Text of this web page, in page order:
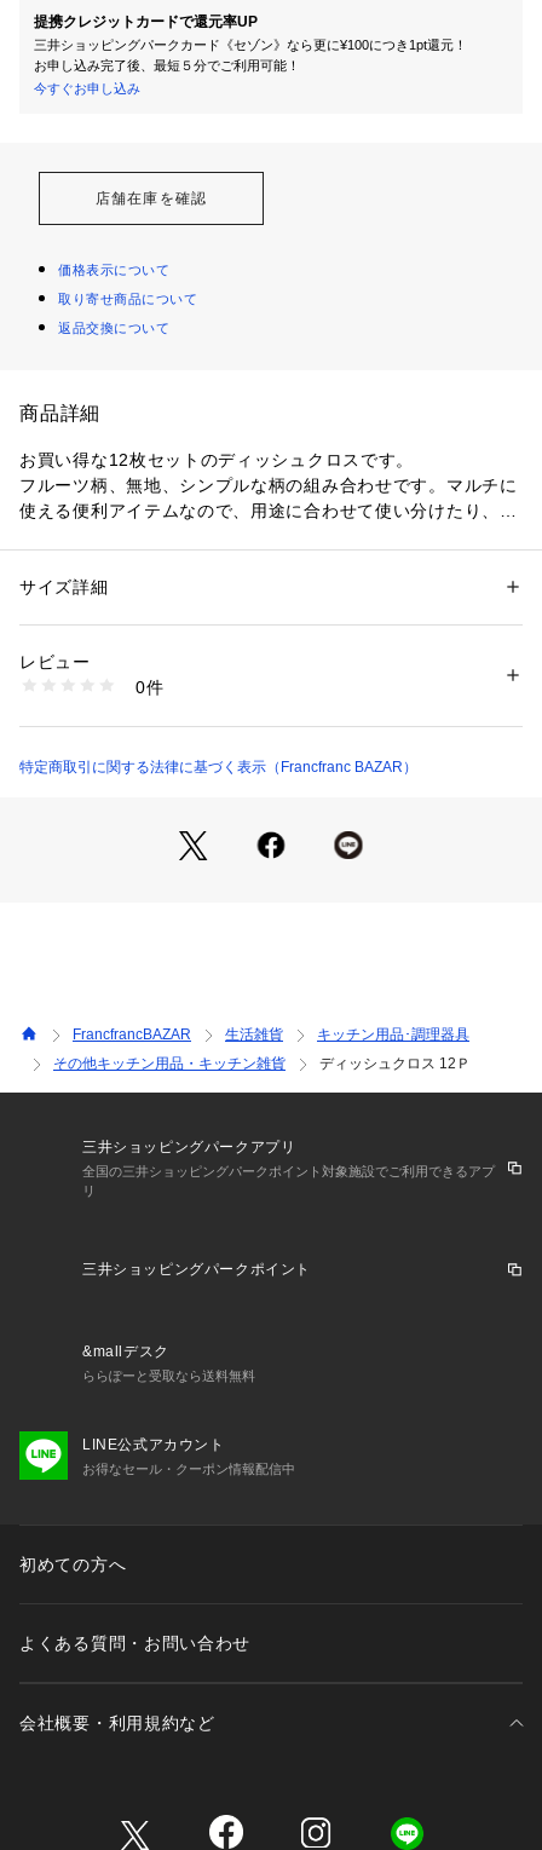
提携クレジットカードで還元率UP
三井ショッピングパークカード《セゾン》なら更に¥100につき1pt還元！
お申し込み完了後、最短５分でご利用可能！
今すぐお申し込み
店舗在庫を確認
価格表示について
取り寄せ商品について
返品交換について
商品詳細
お買い得な12枚セットのディッシュクロスです。
フルーツ柄、無地、シンプルな柄の組み合わせです。マルチに
使える便利アイテムなので、用途に合わせて使い分けたり、洗
りのデザインだと家事をしていても気分が上がりそう。是非シ
●洗濯:可（弱）
■クロスは早めに取り替えてください。
■濃色部分は色落ちすることがありますので洗濯の際は他のも
性別：レディース
品・キッチン雑貨
1100300000021
サイズ詳細
レビュー
0件
特定商取引に関する法律に基づく表示（Francfranc BAZAR）
FrancfrancBAZAR 生活雑貨
キッチン用品･調理器具
その他キッチン用品・キッチン雑貨
ディッシュクロス 12Ｐ
三井ショッピングパークアプリ
全国の三井ショッピングパークポイント対象施設でご利用できるアプ
リ
三井ショッピングパークポイント
&mallデスク
ららぽーと受取なら送料無料
LINE公式アカウント
お得なセール・クーポン情報配信中
初めての方へ
よくある質問・お問い合わせ
会社概要・利用規約など